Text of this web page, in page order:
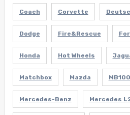
Coach Corvette
Dodge Fire&Rescue
Honda Hot Wheels
Matchbox Mazda MB100
Mercedes-Benz Mercedes